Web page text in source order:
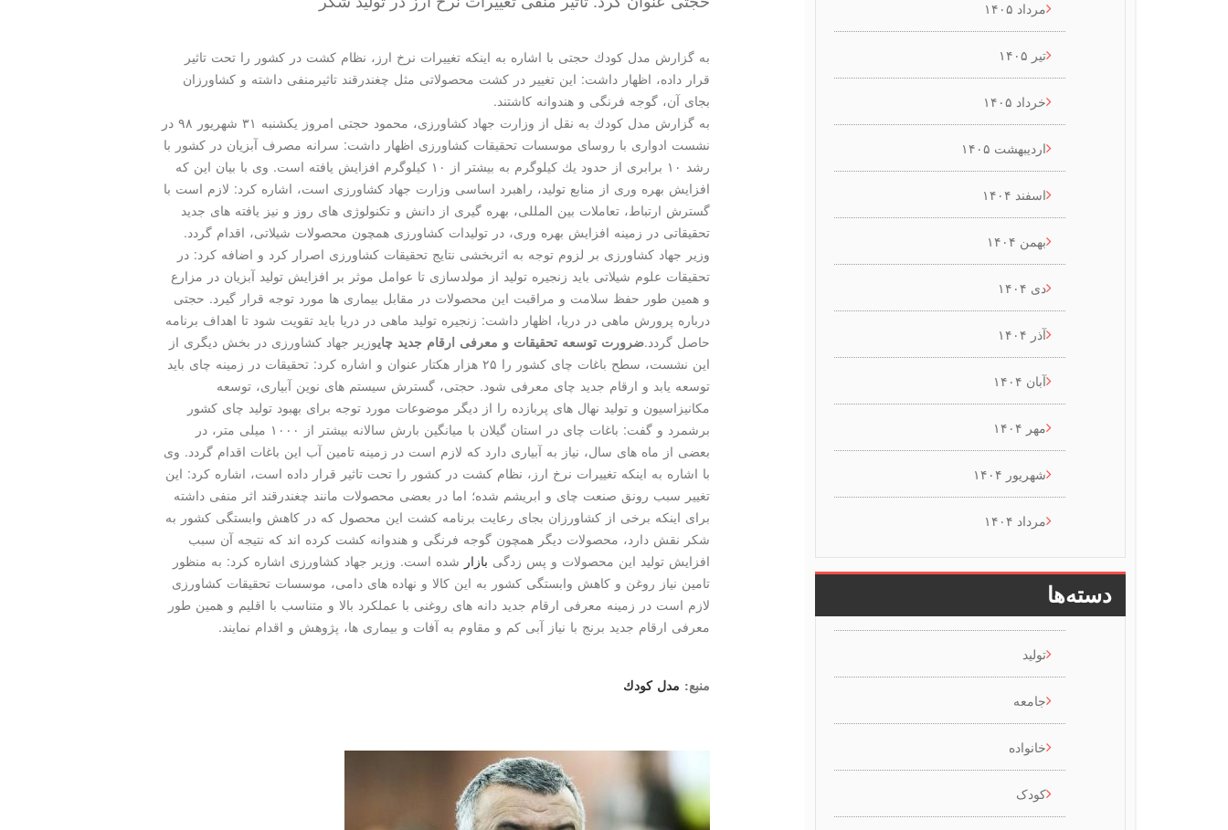
به گزارش مدل كودك حجتی با اشاره به اینكه تغییرات نرخ ارز، نظام كشت در كشور را تحت تاثیر
قرار داده، اظهار داشت: این تغییر در كشت محصولاتی مثل چغندرقند تاثیرمنفی داشته و كشاورزان
بجای آن، گوجه فرنگی و هندوانه كاشتند.
به گزارش مدل كودك به نقل از وزارت جهاد كشاورزی، محمود حجتی امروز یكشنبه ۳۱ شهریور ۹۸ در
نشست ادواری با روسای موسسات تحقیقات كشاورزی اظهار داشت: سرانه مصرف آبزیان در كشور با
رشد ۱۰ برابری از حدود یك كیلوگرم به بیشتر از ۱۰ كیلوگرم افزایش یافته است. وی با بیان این كه
افزایش بهره وری از منابع تولید، راهبرد اساسی وزارت جهاد كشاورزی است، اشاره كرد: لازم است با
گسترش ارتباط، تعاملات بین المللی، بهره گیری از دانش و تكنولوژی های روز و نیز یافته های جدید
تحقیقاتی در زمینه افزایش بهره وری، در تولیدات كشاورزی همچون محصولات شیلاتی، اقدام گردد.
وزیر جهاد كشاورزی بر لزوم توجه به اثربخشی نتایج تحقیقات كشاورزی اصرار كرد و اضافه كرد: در
تحقیقات علوم شیلاتی باید زنجیره تولید از مولدسازی تا عوامل موثر بر افزایش تولید آبزیان در مزارع
و همین طور حفظ سلامت و مراقبت این محصولات در مقابل بیماری ها مورد توجه قرار گیرد. حجتی
درباره پرورش ماهی در دریا، اظهار داشت: زنجیره تولید ماهی در دریا باید تقویت شود تا اهداف برنامه
حاصل گردد.ضرورت توسعه تحقیقات و معرفی ارقام جدید چایوزیر جهاد كشاورزی در بخش دیگری از
این نشست، سطح باغات چای كشور را ۲۵ هزار هكتار عنوان و اشاره كرد: تحقیقات در زمینه چای باید
توسعه یابد و ارقام جدید چای معرفی شود. حجتی، گسترش سیستم های نوین آبیاری، توسعه
مكانیزاسیون و تولید نهال های پربازده را از دیگر موضوعات مورد توجه برای بهبود تولید چای كشور
برشمرد و گفت: باغات چای در استان گیلان با میانگین بارش سالانه بیشتر از ۱۰۰۰ میلی متر، در
بعضی از ماه های سال، نیاز به آبیاری دارد كه لازم است در زمینه تامین آب این باغات اقدام گردد. وی
با اشاره به اینكه تغییرات نرخ ارز، نظام كشت در كشور را تحت تاثیر قرار داده است، اشاره كرد: این
تغییر سبب رونق صنعت چای و ابریشم شده؛ اما در بعضی محصولات مانند چغندرقند اثر منفی داشته
برای اینكه برخی از كشاورزان بجای رعایت برنامه كشت این محصول كه در كاهش وابستگی كشور به
شكر نقش دارد، محصولات دیگر همچون گوجه فرنگی و هندوانه كشت كرده اند كه نتیجه آن سبب
افزایش تولید این محصولات و پس زدگی بازار شده است. وزیر جهاد كشاورزی اشاره كرد: به منظور
تامین نیاز روغن و كاهش وابستگی كشور به این كالا و نهاده های دامی، موسسات تحقیقات كشاورزی
لازم است در زمینه معرفی ارقام جدید دانه های روغنی با عملكرد بالا و متناسب با اقلیم و همین طور
معرفی ارقام جدید برنج با نیاز آبی كم و مقاوم به آفات و بیماری ها، پژوهش و اقدام نمایند.
منبع: مدل كودك
مرداد ۱۴۰۵
تیر ۱۴۰۵
خرداد ۱۴۰۵
اردیبهشت ۱۴۰۵
اسفند ۱۴۰۴
بهمن ۱۴۰۴
دی ۱۴۰۴
آذر ۱۴۰۴
آبان ۱۴۰۴
مهر ۱۴۰۴
شهریور ۱۴۰۴
مرداد ۱۴۰۴
دسته‌ها
تولید
جامعه
خانواده
کودک